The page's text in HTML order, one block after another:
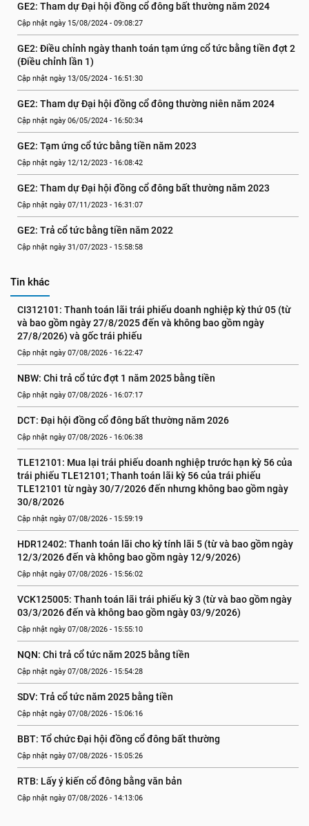
GE2: Tham dự Đại hội đồng cổ đông bất thường năm 2024
Cập nhật ngày 15/08/2024 - 09:08:27
GE2: Điều chỉnh ngày thanh toán tạm ứng cổ tức bằng tiền đợt 2
(Điều chỉnh lần 1)
Cập nhật ngày 13/05/2024 - 16:51:30
GE2: Tham dự Đại hội đồng cổ đông thường niên năm 2024
Cập nhật ngày 06/05/2024 - 16:50:34
GE2: Tạm ứng cổ tức bằng tiền năm 2023
Cập nhật ngày 12/12/2023 - 16:08:42
GE2: Tham dự Đại hội đồng cổ đông bất thường năm 2023
Cập nhật ngày 07/11/2023 - 16:31:07
GE2: Trả cổ tức bằng tiền năm 2022
Cập nhật ngày 31/07/2023 - 15:58:58
Tin khác
CI312101: Thanh toán lãi trái phiếu doanh nghiệp kỳ thứ 05 (từ
và bao gồm ngày 27/8/2025 đến và không bao gồm ngày
27/8/2026) và gốc trái phiếu
Cập nhật ngày 07/08/2026 - 16:22:47
NBW: Chi trả cổ tức đợt 1 năm 2025 bằng tiền
Cập nhật ngày 07/08/2026 - 16:07:17
DCT: Đại hội đồng cổ đông bất thường năm 2026
Cập nhật ngày 07/08/2026 - 16:06:38
TLE12101: Mua lại trái phiếu doanh nghiệp trước hạn kỳ 56 của
trái phiếu TLE12101; Thanh toán lãi kỳ 56 của trái phiếu
TLE12101 từ ngày 30/7/2026 đến nhưng không bao gồm ngày
30/8/2026
Cập nhật ngày 07/08/2026 - 15:59:19
HDR12402: Thanh toán lãi cho kỳ tính lãi 5 (từ và bao gồm ngày
12/3/2026 đến và không bao gồm ngày 12/9/2026)
Cập nhật ngày 07/08/2026 - 15:56:02
VCK125005: Thanh toán lãi trái phiếu kỳ 3 (từ và bao gồm ngày
03/3/2026 đến và không bao gồm ngày 03/9/2026)
Cập nhật ngày 07/08/2026 - 15:55:10
NQN: Chi trả cổ tức năm 2025 bằng tiền
Cập nhật ngày 07/08/2026 - 15:54:28
SDV: Trả cổ tức năm 2025 bằng tiền
Cập nhật ngày 07/08/2026 - 15:06:16
BBT: Tổ chức Đại hội đồng cổ đông bất thường
Cập nhật ngày 07/08/2026 - 15:05:26
RTB: Lấy ý kiến cổ đông bằng văn bản
Cập nhật ngày 07/08/2026 - 14:13:06